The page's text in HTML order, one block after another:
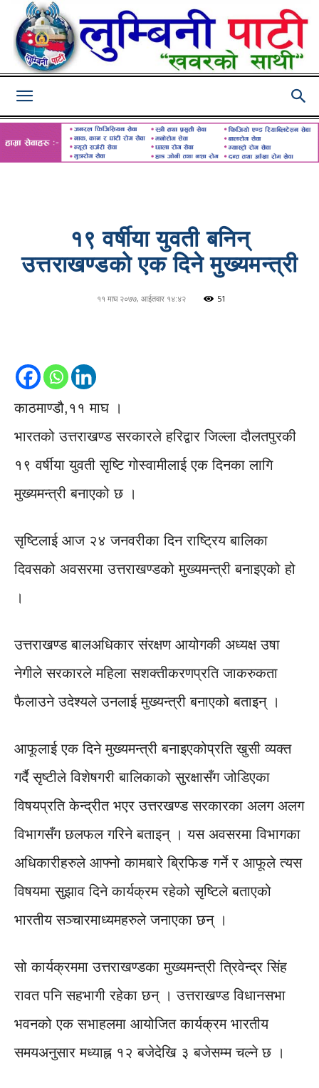
१९ वर्षीया युवती बनिन्
उत्तराखण्डको एक दिने मुख्यमन्त्री
११ माघ २०७७, आईतवार १४:४२ 51
काठमाण्डौ,११ माघ ।
भारतको उत्तराखण्ड सरकारले हरिद्वार जिल्ला दौलतपुरकी
१९ वर्षीया युवती सृष्टि गोस्वामीलाई एक दिनका लागि
मुख्यमन्त्री बनाएको छ ।
सृष्टिलाई आज २४ जनवरीका दिन राष्ट्रिय बालिका
दिवसको अवसरमा उत्तराखण्डको मुख्यमन्त्री बनाइएको हो
।
उत्तराखण्ड बालअधिकार संरक्षण आयोगकी अध्यक्ष उषा
नेगीले सरकारले महिला सशक्तीकरणप्रति जाकरुकता
फैलाउने उदेश्यले उनलाई मुख्यन्त्री बनाएको बताइन् ।
आफूलाई एक दिने मुख्यमन्त्री बनाइएकोप्रति खुसी व्यक्त
गर्दै सृष्टीले विशेषगरी बालिकाको सुरक्षासँग जोडिएका
विषयप्रति केन्द्रीत भएर उत्तरखण्ड सरकारका अलग अलग
विभागसँग छलफल गरिने बताइन् । यस अवसरमा विभागका
अधिकारीहरुले आफ्नो कामबारे ब्रिफिङ गर्ने र आफूले त्यस
विषयमा सुझाव दिने कार्यक्रम रहेको सृष्टिले बताएको
भारतीय सञ्चारमाध्यमहरुले जनाएका छन् ।
सो कार्यक्रममा उत्तराखण्डका मुख्यमन्त्री त्रिवेन्द्र सिंह
रावत पनि सहभागी रहेका छन् । उत्तराखण्ड विधानसभा
भवनको एक सभाहलमा आयोजित कार्यक्रम भारतीय
समयअनुसार मध्याह्न १२ बजेदेखि ३ बजेसम्म चल्ने छ ।